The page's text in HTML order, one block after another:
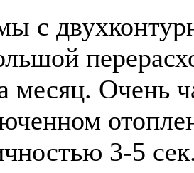
с
месяц. Очень
3-5